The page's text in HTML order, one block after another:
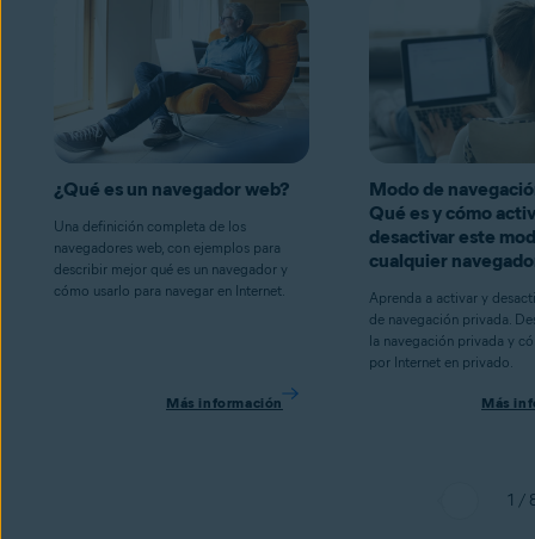
¿Qué es un navegador web?
Una definición completa de los
navegadores web, con ejemplos para
describir mejor qué es un navegador y
cómo usarlo para navegar en Internet.
Más información
Modo de
Qué es y cómo
desactivar este
cualquier
Aprenda a activar y
de navegación privada.
la navegación privada y
por Internet en privado.
Más
1 /